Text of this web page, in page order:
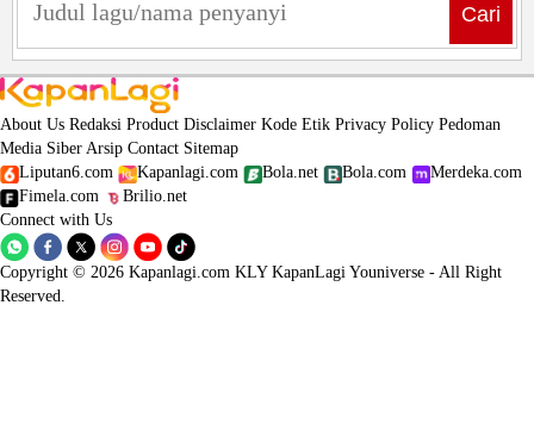
Cari
About Us Redaksi Product Disclaimer Kode Etik Privacy Policy Pedoman
Media Siber Arsip Contact Sitemap
Liputan6.com
Kapanlagi.com Bola.net Bola.com
Merdeka.com
Fimela.com
Brilio.net
Connect with Us
Copyright © 2026 Kapanlagi.com KLY KapanLagi Youniverse - All Right
Reserved.